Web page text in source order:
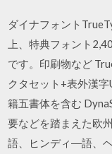
ダイナフォント
上、特典フォント
です。印刷物など
クタセット+表外漢
籍五書体を含む
要などを踏まえた欧
語、ヒンディ―語、